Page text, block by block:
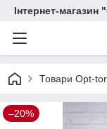
Інтернет-
Товари Opt-
–20%